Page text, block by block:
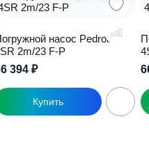
насос Pedrollo
2m/23 F-P
394 ₽